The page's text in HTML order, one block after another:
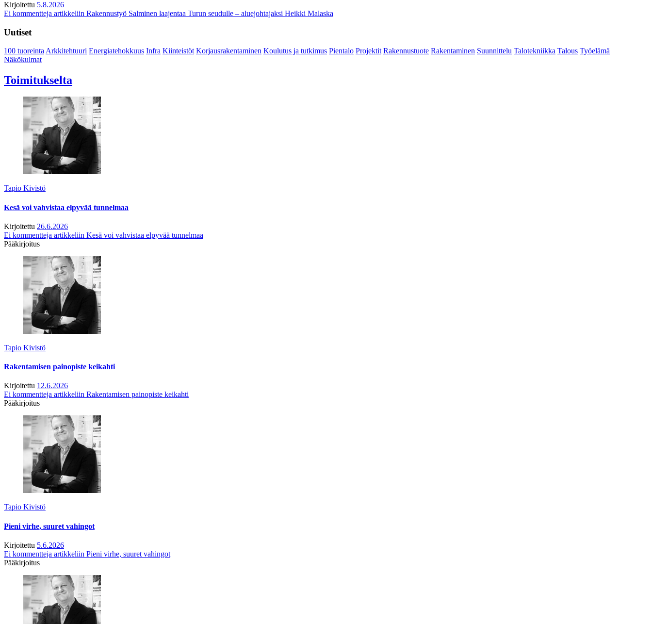
Kirjoitettu 5.8.2026
Ei kommentteja artikkeliin Rakennustyö Salminen laajentaa Turun seudulle – aluejohtajaksi Heikki Malaska
Uutiset
100 tuoreintaArkkitehtuuri Energiatehokkuus Infra Kiinteistöt Korjausrakentaminen Koulutus ja tutkimus Pientalo Projektit Rakennustuote Rakentaminen Suunnittelu Talotekniikka Talous Työelämä
Näkökulmat
Toimitukselta
Tapio Kivistö
Kesä voi vahvistaa elpyvää tunnelmaa
Kirjoitettu 26.6.2026
Ei kommentteja artikkeliin Kesä voi vahvistaa elpyvää tunnelmaa
Pääkirjoitus
Tapio Kivistö
Rakentamisen painopiste keikahti
Kirjoitettu 12.6.2026
Ei kommentteja artikkeliin Rakentamisen painopiste keikahti
Pääkirjoitus
Tapio Kivistö
Pieni virhe, suuret vahingot
Kirjoitettu 5.6.2026
Ei kommentteja artikkeliin Pieni virhe, suuret vahingot
Pääkirjoitus